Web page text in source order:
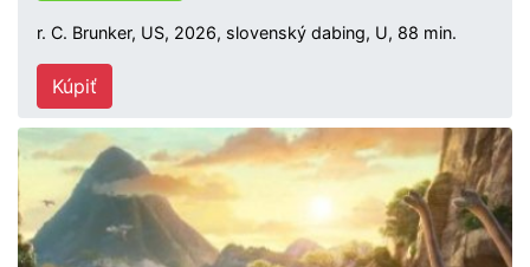
r. C. Brunker, US, 2026, slovenský dabing, U, 88 min.
Kúpiť